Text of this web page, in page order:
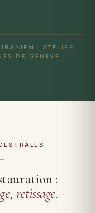
· ATELIER
DE GENÈVE
:
retissage.